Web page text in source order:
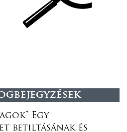
Egy
betiltásának és